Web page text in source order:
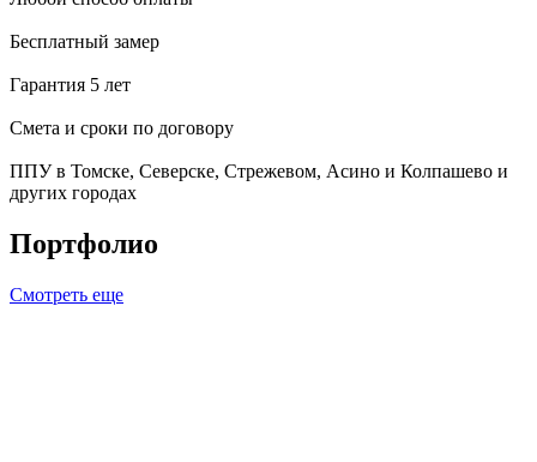
Бесплатный замер
Гарантия 5 лет
Смета и сроки по договору
ППУ в Томске, Северске, Стрежевом, Асино и Колпашево и
других городах
Портфолио
Смотреть еще